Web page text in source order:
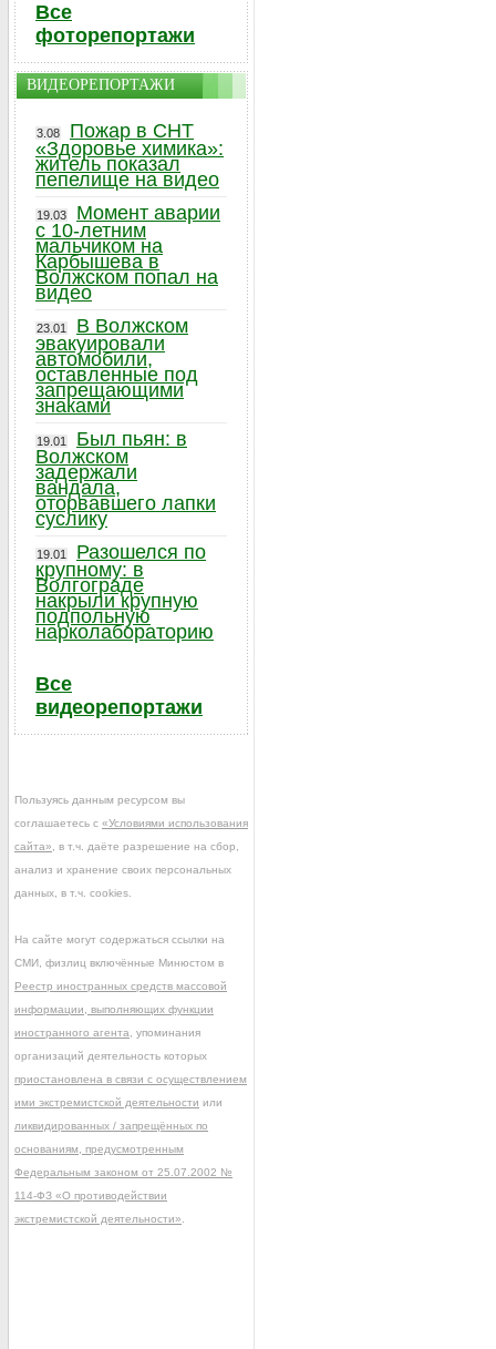
Все
фоторепортажи
ВИДЕОРЕПОРТАЖИ
3.08
Пожар в СНТ
«Здоровье химика»:
житель показал
пепелище на видео
19.03
Момент аварии
с 10-летним
мальчиком на
Карбышева в
Волжском попал на
видео
23.01
В Волжском
эвакуировали
автомобили,
оставленные под
запрещающими
знаками
19.01
Был пьян: в
Волжском
задержали
вандала,
оторвавшего лапки
суслику
19.01
Разошелся по
крупному: в
Волгограде
накрыли крупную
подпольную
нарколабораторию
Все
видеорепортажи
Пользуясь данным ресурсом вы
соглашаетесь с «Условиями использования
сайта» , в т.ч. даёте разрешение на сбор,
анализ и хранение своих персональных
данных, в т.ч. cookies.
На сайте могут содержаться ссылки на
СМИ, физлиц включённые Минюстом в
Реестр иностранных средств массовой
информации, выполняющих функции
иностранного агента , упоминания
организаций деятельность которых
приостановлена в связи с осуществлением
ими экстремистской деятельности или
ликвидированных / запрещённых по
основаниям, предусмотренным
Федеральным законом от 25.07.2002 №
114-ФЗ «О противодействии
экстремистской деятельности»